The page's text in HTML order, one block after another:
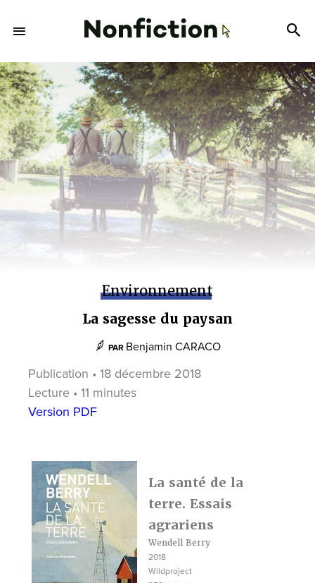
Environnement
La sagesse du paysan
PAR Benjamin CARACO
Publication • 18 décembre 2018
Lecture • 11 minutes
Version PDF
La santé de la
terre. Essais
agrariens
Wendell Berry
2018
Wildproject